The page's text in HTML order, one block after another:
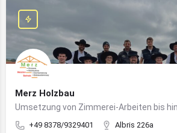
Merz Holzbau
+49 8378/9329401 Albris 226a